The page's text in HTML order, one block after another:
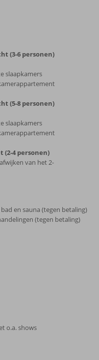
(3-6 personen)
slaapkamers
(5-8 personen)
slaapkamers
(2-4 personen)
van het 2-
en sauna (tegen betaling)
(tegen betaling)
o.a. shows